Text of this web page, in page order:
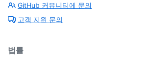
GitHub 커뮤니티에 문의
고객 지원 문의
법률